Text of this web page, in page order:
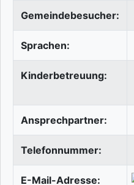
Gemeindebesucher:
Sprachen:
Kinderbetreuung:
Ansprechpartner:
Telefonnummer:
E-Mail-Adresse: